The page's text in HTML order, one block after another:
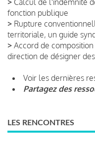
fonction publique
> Rupture
territoriale, un guide
> Accord de
direction de désigner
Voir les dernières
Partagez des
LES RENCONTRES